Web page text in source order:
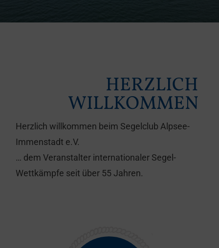
Herzlich willkommen beim Segelclub Alpsee-
Immenstadt e.V.
… dem Veranstalter internationaler Segel-
Wettkämpfe seit über 55 Jahren.
HERZLICH
WILLKOMMEN